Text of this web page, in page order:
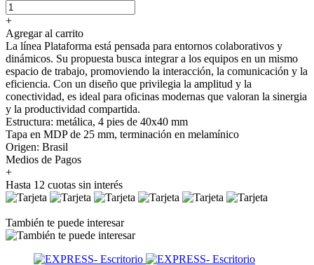
+
Agregar al carrito
La línea Plataforma está pensada para entornos colaborativos y
dinámicos. Su propuesta busca integrar a los equipos en un mismo
espacio de trabajo, promoviendo la interacción, la comunicación y la
eficiencia. Con un diseño que privilegia la amplitud y la
conectividad, es ideal para oficinas modernas que valoran la sinergia
y la productividad compartida.
Estructura: metálica, 4 pies de 40x40 mm
Tapa en MDP de 25 mm, terminación en melamínico
Origen: Brasil
Medios de Pagos
+
Hasta 12 cuotas sin interés
También te puede interesar